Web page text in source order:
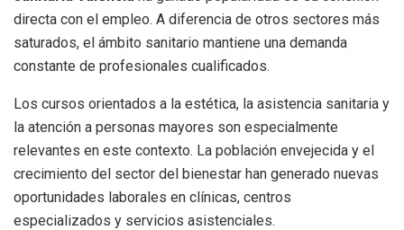
directa con el empleo. A diferencia de otros sectores más
saturados, el ámbito sanitario mantiene una demanda
constante de profesionales cualificados.
Los cursos orientados a la estética, la asistencia sanitaria y
la atención a personas mayores son especialmente
relevantes en este contexto. La población envejecida y el
crecimiento del sector del bienestar han generado nuevas
oportunidades laborales en clínicas, centros
especializados y servicios asistenciales.